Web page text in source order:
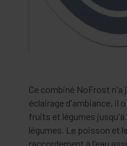
Ce combiné NoFrost
éclairage d'ambiance, il
fruits et légumes
légumes. Le poisson et
raccordement à l'eau